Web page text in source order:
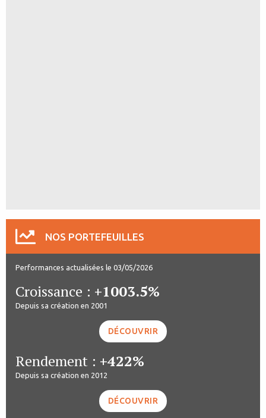
NOS PORTEFEUILLES
Performances actualisées le 03/05/2026
Croissance : +1003.5%
Depuis sa création en 2001
DÉCOUVRIR
Rendement : +422%
Depuis sa création en 2012
DÉCOUVRIR